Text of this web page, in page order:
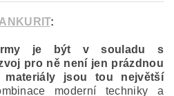
:
je být v souladu s
pro ně není jen prázdnou
jsou tou největší
moderní techniky a